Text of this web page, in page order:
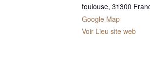
toulouse, 31300
Google Map
Voir Lieu site web